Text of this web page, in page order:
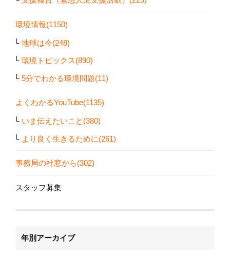
環境情報(1150)
地球は今(248)
環境トピックス(890)
5分でわかる環境問題(11)
よくわかるYouTube(1135)
いま伝えたいこと(380)
より良く生きるために(261)
事務局の社窓から(302)
スタッフ募集
年別アーカイブ